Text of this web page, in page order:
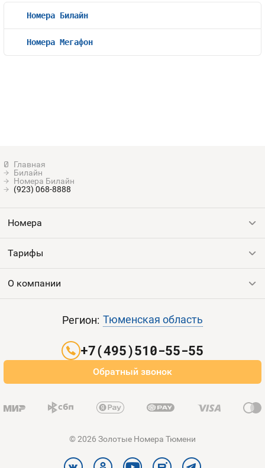
Билайн
Номера Билайн
(923) 068-8888
Номера Билайн
Номера Мегафон
Номера
Все номера
Тарифы
Выгодные тарифы
О компании
Оплата и доставка
Регион: Тюменская область
+7(495)510-55-55
Обратный звонок
© 2026 Золотые Номера Тюмени